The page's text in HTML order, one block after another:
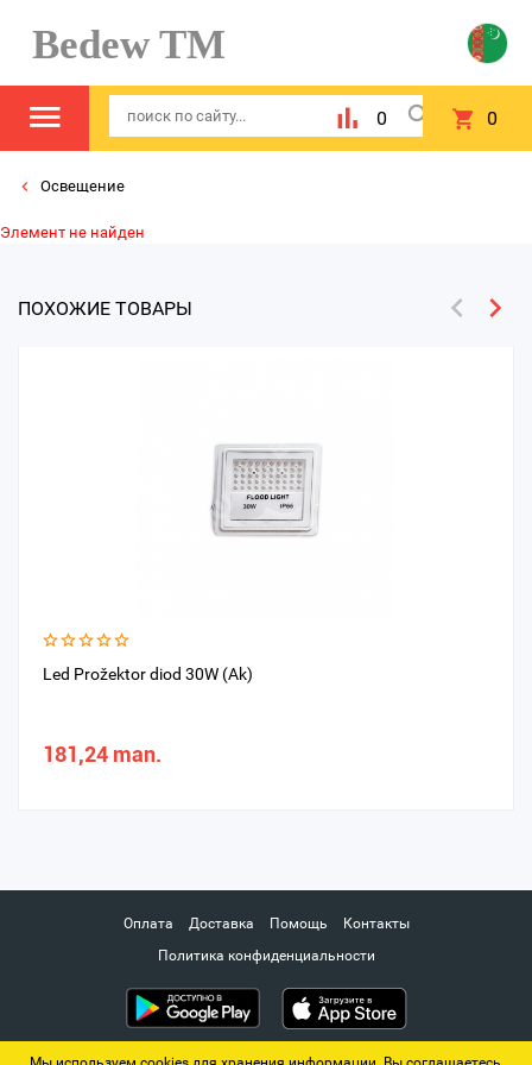
Bedew TM
0 0
Освещение
Элемент не найден
ПОХОЖИЕ ТОВАРЫ
Led Prožektor diod 30W (Ak)
181,24 man.
Оплата Доставка Помощь
Контакты
Политика конфиденциальности